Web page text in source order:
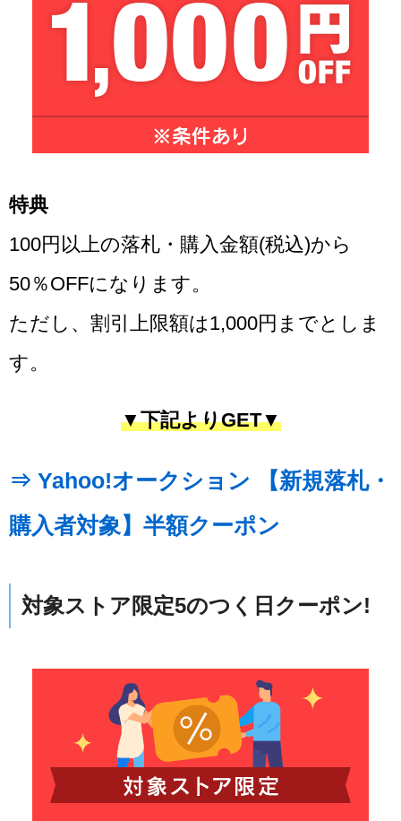
特典
100円以上の落札・購入金額(税込)から
50％OFFになります。
ただし、割引上限額は1,000円までとしま
す。
▼下記よりGET▼
⇒ Yahoo!オークション 【新規落札・
購入者対象】半額クーポン
対象ストア限定5のつく日クーポン!